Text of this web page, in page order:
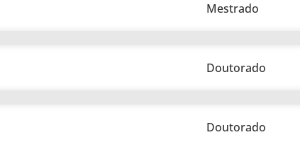
Mestrado
Doutorado
Doutorado